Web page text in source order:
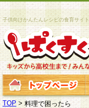
子供向けかんたんレシピの食育サイト
TOP >料理で困ったら